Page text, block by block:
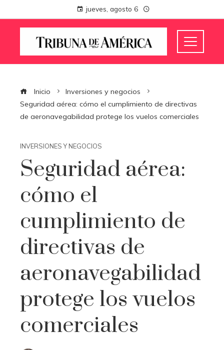
jueves, agosto 6
Inicio
Inversiones y negocios
Seguridad aérea: cómo el cumplimiento de directivas
de aeronavegabilidad protege los vuelos comerciales
INVERSIONES Y NEGOCIOS
Seguridad aérea:
cómo el
cumplimiento de
directivas de
aeronavegabilidad
protege los vuelos
comerciales